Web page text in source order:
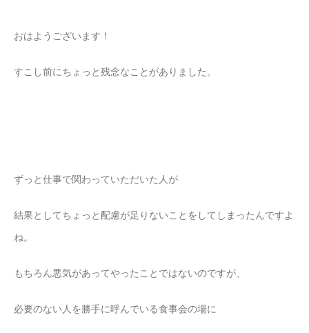
おはようございます！
すこし前にちょっと残念なことがありました。
ずっと仕事で関わっていただいた人が
結果としてちょっと配慮が足りないことをしてしまったんですよ
ね。
もちろん悪気があってやったことではないのですが、
必要のない人を勝手に呼んでいる食事会の場に